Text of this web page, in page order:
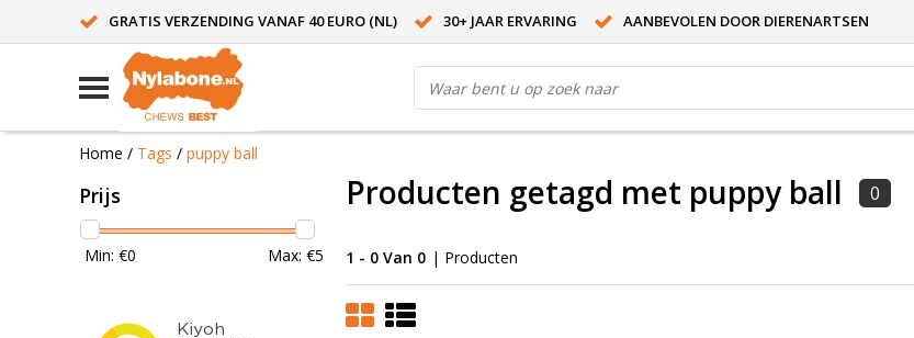
GRATIS VERZENDING VANAF 40 EURO (NL) 30+ JAAR ERVARING AANBEVOLEN DOOR DIERENARTSEN
Home / Tags / puppy ball
Prijs
Min: €0 Max: €5
Producten getagd met puppy ball 0
1 - 0 Van 0 | Producten